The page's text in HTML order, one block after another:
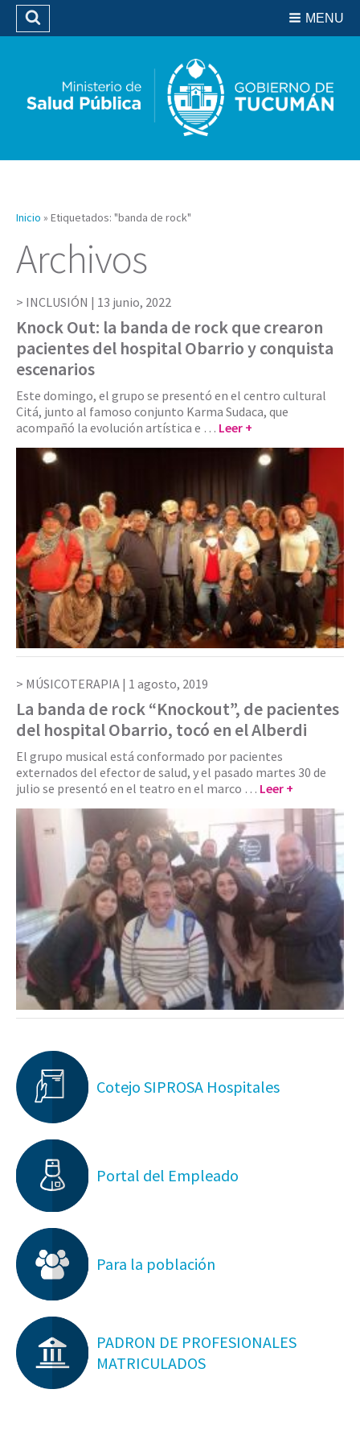
Biblioteca
MENU
Buscar
Inicio » Etiquetados: "banda de rock"
Archivos
INCLUSIÓN | 13 junio, 2022
Knock Out: la banda de rock que crearon
pacientes del hospital Obarrio y conquista
escenarios
Este domingo, el grupo se presentó en el centro cultural
Citá, junto al famoso conjunto Karma Sudaca, que
acompañó la evolución artística e … Leer +
MÚSICOTERAPIA | 1 agosto, 2019
La banda de rock “Knockout”, de pacientes
del hospital Obarrio, tocó en el Alberdi
El grupo musical está conformado por pacientes
externados del efector de salud, y el pasado martes 30 de
julio se presentó en el teatro en el marco … Leer +
Cotejo SIPROSA Hospitales
Portal del Empleado
Para la población
PADRON DE PROFESIONALES
MATRICULADOS